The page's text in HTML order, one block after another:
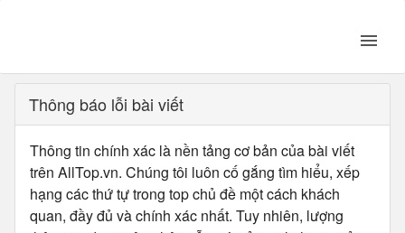
Thông báo lỗi bài viết
Thông tin chính xác là nền tảng cơ bản của bài viết
trên AllTop.vn. Chúng tôi luôn cố gắng tìm hiểu, xếp
hạng các thứ tự trong top chủ đề một cách khách
quan, đầy đủ và chính xác nhất. Tuy nhiên, lượng